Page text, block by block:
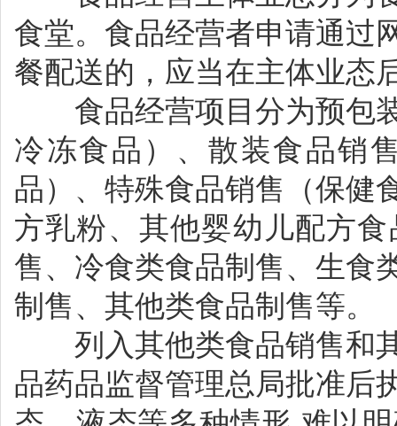
食堂。食品经营者申请通过
餐配送的，应当在主体业态
食品经营项目分为预包装
冷冻食品）、散装食品销
品）、特殊食品销售（保健
方乳粉、其他婴幼儿配方
售、冷食类食品制售、生食
制售、其他类食品制售等。
列入其他类食品销售和其
品药品监督管理总局批准后